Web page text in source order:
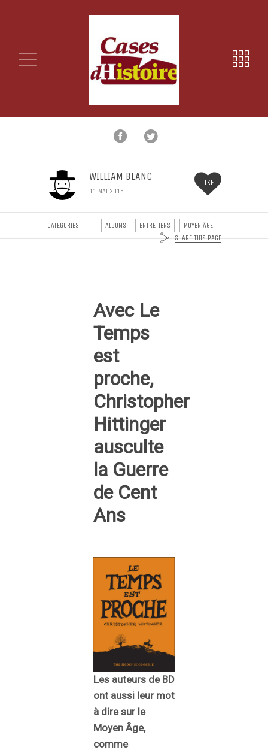
WILLIAM BLANC
11 MAI 2016
LIKE
CATEGORIES: ALBUMS ENTRETIENS
MOYEN ÂGE
SHARE THIS PAGE
Avec Le
Temps
est
proche,
Christopher
Hittinger
ausculte
la Guerre
de Cent
Ans
Les auteurs de BD
ont aussi leur mot
à dire sur le
Moyen Âge,
comme